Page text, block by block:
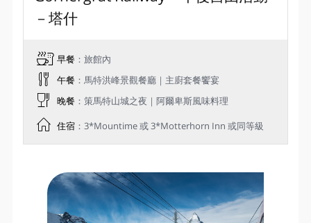
－塔什
早餐 ：旅館內
午餐 ：馬特洪峰景觀餐廳｜主廚套餐饗宴
晚餐 ：策馬特山城之夜｜阿爾卑斯風味料理
住宿：3*Mountime 或 3*Motterhorn Inn 或同等級